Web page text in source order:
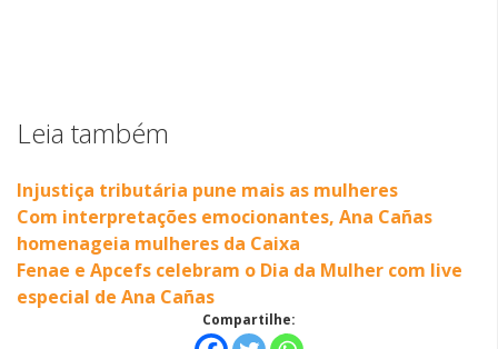
Leia também
Injustiça tributária pune mais as mulheres
Com interpretações emocionantes, Ana Cañas
homenageia mulheres da Caixa
Fenae e Apcefs celebram o Dia da Mulher com live
especial de Ana Cañas
Compartilhe: